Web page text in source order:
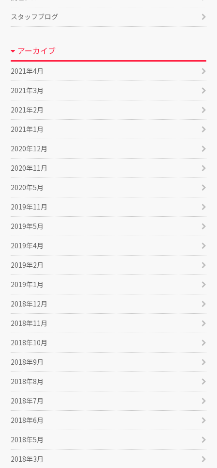
スタッフブログ
アーカイブ
2021年4月
2021年3月
2021年2月
2021年1月
2020年12月
2020年11月
2020年5月
2019年11月
2019年5月
2019年4月
2019年2月
2019年1月
2018年12月
2018年11月
2018年10月
2018年9月
2018年8月
2018年7月
2018年6月
2018年5月
2018年3月